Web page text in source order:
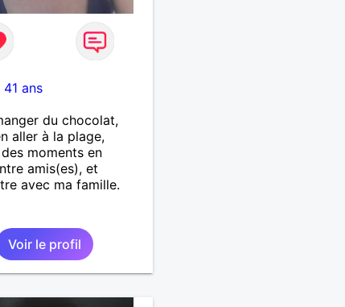
41 ans
du chocolat,
aller à la plage,
moments en
amis(es), et
avec ma famille.
Voir le profil